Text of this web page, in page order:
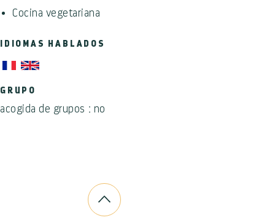
Cocina vegetariana
IDIOMAS HABLADOS
GRUPO
acogida de grupos : no